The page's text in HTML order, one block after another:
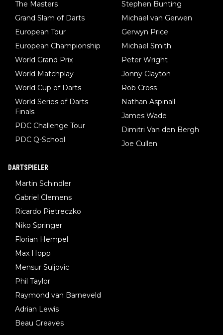
The Masters
Grand Slam of Darts
European Tour
European Championship
World Grand Prix
World Matchplay
World Cup of Darts
World Series of Darts
Finals
PDC Challenge Tour
PDC Q-School
Stephen Bunting
Michael van Gerwen
Gerwyn Price
Michael Smith
Peter Wright
Jonny Clayton
Rob Cross
Nathan Aspinall
James Wade
Dimitri Van den Bergh
Joe Cullen
DARTSPIELER
Martin Schindler
Gabriel Clemens
Ricardo Pietreczko
Niko Springer
Florian Hempel
Max Hopp
Mensur Suljovic
Phil Taylor
Raymond van Barneveld
Adrian Lewis
Beau Greaves